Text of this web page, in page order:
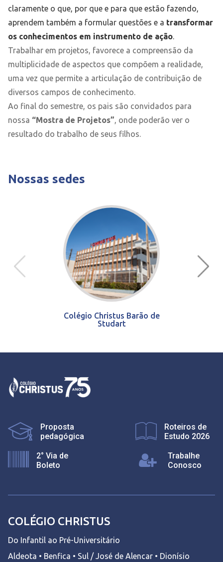
claramente o que, por que e para que estão fazendo,
aprendem também a formular questões e a transformar
os conhecimentos em instrumento de ação.
Trabalhar em projetos, favorece a compreensão da
multiplicidade de aspectos que compõem a realidade,
uma vez que permite a articulação de contribuição de
diversos campos de conhecimento.
Ao final do semestre, os pais são convidados para
nossa “Mostra de Projetos”, onde poderão ver o
resultado do trabalho de seus filhos.
Nossas sedes
Colégio Christus Barão de
Studart
Proposta
pedagógica
Roteiros de
Estudo 2026
2° Via de
Boleto
Trabalhe
Conosco
COLÉGIO CHRISTUS
Do Infantil ao Pré-Universitário
Aldeota • Benfica • Sul / José de Alencar • Dionísio